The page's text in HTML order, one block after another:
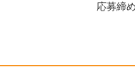
応募締